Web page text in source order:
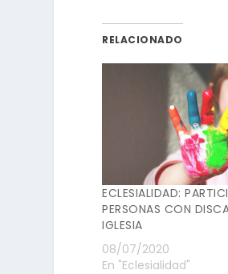
RELACIONADO
ECLESIALIDAD:
PERSONAS CON
IGLESIA
08/07/2020
En "Eclesialidad"